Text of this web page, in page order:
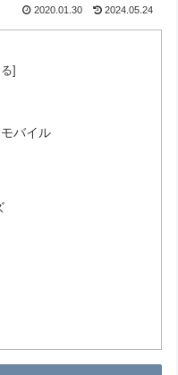
2020.01.30 2024.05.24
バイル